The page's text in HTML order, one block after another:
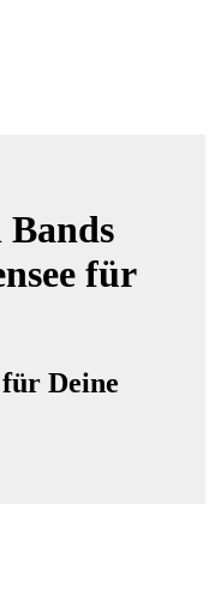
Bands
für
für Deine